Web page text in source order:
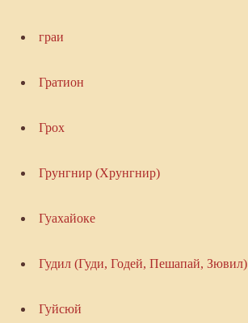
граи
Гратион
Грох
Грунгнир (Хрунгнир)
Гуахайоке
Гудил (Гуди, Годей, Пешапай, Зювил)
Гуйсюй